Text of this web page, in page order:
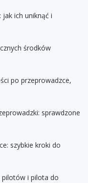
jak ich uniknąć i
środków
po przeprowadzce,
sprawdzone
szybkie kroki do
pilotów i pilota do